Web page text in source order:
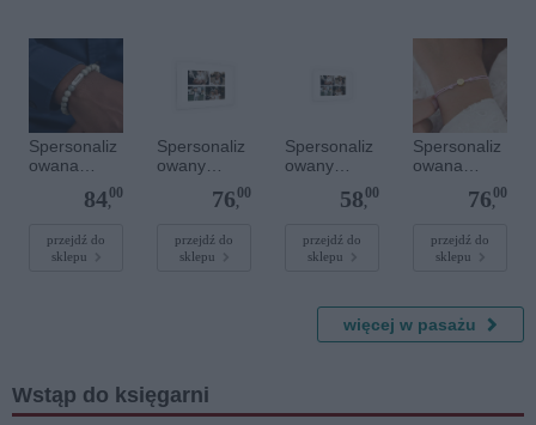
Spersonaliz
owana
bransoletka
szlachetnym
i - Szary - M
84,
00
przejdź do
sklepu
Spersonaliz
owany
plakat - 60 x
76,
00
przejdź do
sklepu
Spersonaliz
owany
plakat - 30 x
58,
00
przejdź do
sklepu
Spersonaliz
owana
bransoletka
sznurkowa -
Złote kółko
76,
00
przejdź do
sklepu
więcej w pasażu
Wstąp do księgarni